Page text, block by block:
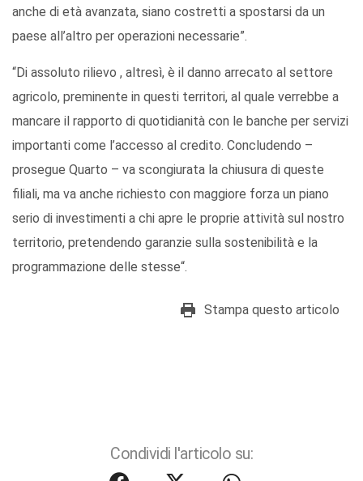
anche di età avanzata, siano costretti a spostarsi da un
paese all’altro per operazioni necessarie”.
“Di assoluto rilievo , altresì, è il danno arrecato al settore
agricolo, preminente in questi territori, al quale verrebbe a
mancare il rapporto di quotidianità con le banche per servizi
importanti come l’accesso al credito. Concludendo –
prosegue Quarto – va scongiurata la chiusura di queste
filiali, ma va anche richiesto con maggiore forza un piano
serio di investimenti a chi apre le proprie attività sul nostro
territorio, pretendendo garanzie sulla sostenibilità e la
programmazione delle stesse“.
Stampa questo articolo
Condividi l'articolo su: